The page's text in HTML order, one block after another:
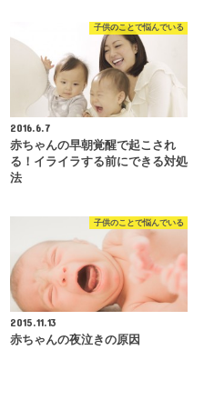
子供のことで悩んでいる
2016.6.7
赤ちゃんの早朝覚醒で起こされ
る！イライラする前にできる対処
法
子供のことで悩んでいる
2015.11.13
赤ちゃんの夜泣きの原因